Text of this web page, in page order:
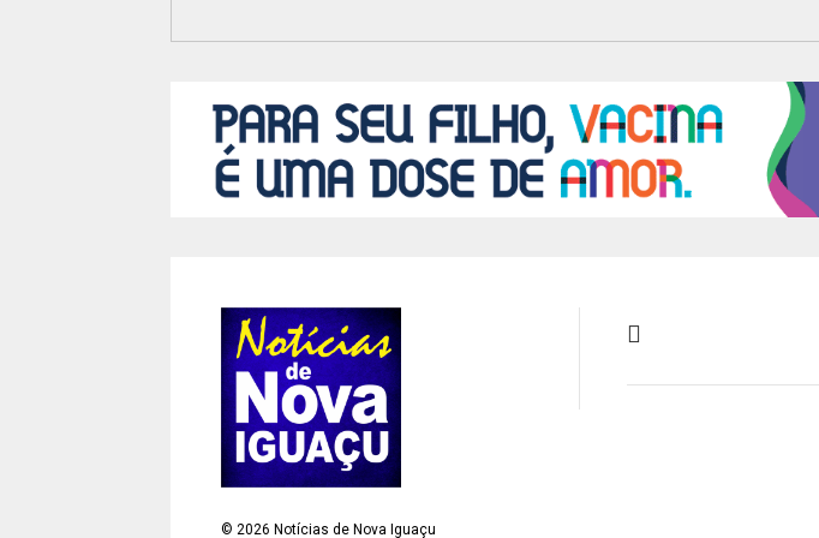
©2026 Notícias de Nova Iguaçu